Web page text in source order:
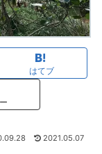
はてブ
2021.05.07